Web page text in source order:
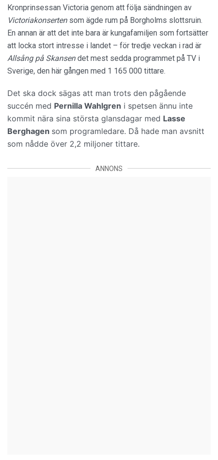
Kronprinsessan Victoria genom att följa sändningen av
Victoriakonserten som ägde rum på Borgholms slottsruin.
En annan är att det inte bara är kungafamiljen som fortsätter
att locka stort intresse i landet – för tredje veckan i rad är
Allsång på Skansendet mest sedda programmet på TV i
Sverige, den här gången med 1 165 000 tittare.
Det ska dock sägas att man trots den pågående
succén med Pernilla Wahlgren i spetsen ännu inte
kommit nära sina största glansdagar med Lasse
Berghagen som programledare. Då hade man avsnitt
som nådde över 2,2 miljoner tittare.
ANNONS